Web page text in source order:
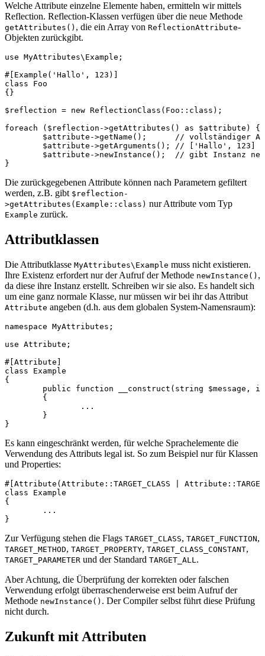
Welche Attribute einzelne Elemente haben, ermitteln wir mittels
Reflection. Reflection-Klassen verfügen über die neue Methode
getAttributes() , die ein Array von ReflectionAttribute-
Objekten zurückgibt.
use MyAttributes\Example;
#[Example('Hallo', 123)]
class Foo
{}
$reflection = new ReflectionClass(Foo::class);
foreach ($reflection->getAttributes() as $attribute) {
Die zurückgegebenen Attribute können nach Parametern gefiltert
werden, z.B. gibt $reflection-
>getAttributes(Example::class) nur Attribute vom Typ
Example zurück.
Attributklassen
Die Attributklasse MyAttributes\Example muss nicht existieren.
Ihre Existenz erfordert nur der Aufruf der Methode newInstance() ,
da diese ihre Instanz erstellt. Schreiben wir sie also. Es handelt sich
um eine ganz normale Klasse, nur müssen wir bei ihr das Attribut
Attribute angeben (d.h. aus dem globalen System-Namensraum):
namespace MyAttributes;
use Attribute;
#[Attribute]
class Example
{
Es kann eingeschränkt werden, für welche Sprachelemente die
Verwendung des Attributs legal ist. So zum Beispiel nur für Klassen
und Properties:
#[Attribute(Attribute::TARGET_CLASS |
class Example
{
Zur Verfügung stehen die Flags TARGET_CLASS, TARGET_FUNCTION,
TARGET_METHOD, TARGET_PROPERTY, TARGET_CLASS_CONSTANT,
TARGET_PARAMETER und der Standard TARGET_ALL.
Aber Achtung, die Überprüfung der korrekten oder falschen
Verwendung erfolgt überraschenderweise erst beim Aufruf der
Methode newInstance() . Der Compiler selbst führt diese Prüfung
nicht durch.
Zukunft mit Attributen